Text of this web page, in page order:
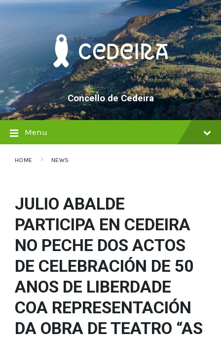
Skip
Skip
Skip
Concello de Cedeira
Menu
HOME NEWS
JULIO ABALDE
PARTICIPA EN CEDEIRA
NO PECHE DOS ACTOS
DE CELEBRACIÓN DE 50
ANOS DE LIBERDADE
COA REPRESENTACIÓN
DA OBRA DE TEATRO “AS